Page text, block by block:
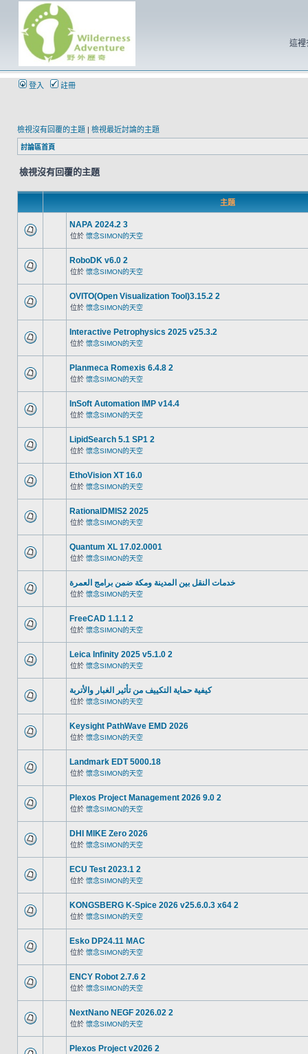
這裡
登入 註冊
檢視沒有回覆的主題 | 檢視最近討論的主題
討論區首頁
檢視沒有回覆的主題
主題
NAPA 2024.2 3
位於 懷念SIMON的天空
RoboDK v6.0 2
位於 懷念SIMON的天空
OVITO(Open Visualization Tool)3.15.2 2
位於 懷念SIMON的天空
Interactive Petrophysics 2025 v25.3.2
位於 懷念SIMON的天空
Planmeca Romexis 6.4.8 2
位於 懷念SIMON的天空
InSoft Automation IMP v14.4
位於 懷念SIMON的天空
LipidSearch 5.1 SP1 2
位於 懷念SIMON的天空
EthoVision XT 16.0
位於 懷念SIMON的天空
RationalDMIS2 2025
位於 懷念SIMON的天空
Quantum XL 17.02.0001
位於 懷念SIMON的天空
خدمات النقل بين المدينة ومكة ضمن برامج العمرة
位於 懷念SIMON的天空
FreeCAD 1.1.1 2
位於 懷念SIMON的天空
Leica Infinity 2025 v5.1.0 2
位於 懷念SIMON的天空
كيفية حماية التكييف من تأثير الغبار والأتربة
位於 懷念SIMON的天空
Keysight PathWave EMD 2026
位於 懷念SIMON的天空
Landmark EDT 5000.18
位於 懷念SIMON的天空
Plexos Project Management 2026 9.0 2
位於 懷念SIMON的天空
DHI MIKE Zero 2026
位於 懷念SIMON的天空
ECU Test 2023.1 2
位於 懷念SIMON的天空
KONGSBERG K-Spice 2026 v25.6.0.3 x64 2
位於 懷念SIMON的天空
Esko DP24.11 MAC
位於 懷念SIMON的天空
ENCY Robot 2.7.6 2
位於 懷念SIMON的天空
NextNano NEGF 2026.02 2
位於 懷念SIMON的天空
Plexos Project v2026 2